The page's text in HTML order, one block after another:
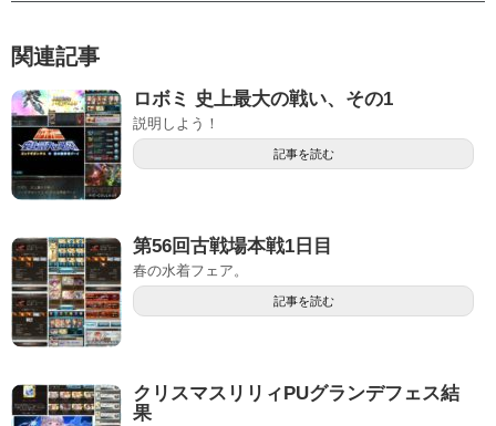
関連記事
ロボミ 史上最大の戦い、その1
説明しよう！
記事を読む
第56回古戦場本戦1日目
春の水着フェア。
記事を読む
クリスマスリリィPUグランデフェス結
果